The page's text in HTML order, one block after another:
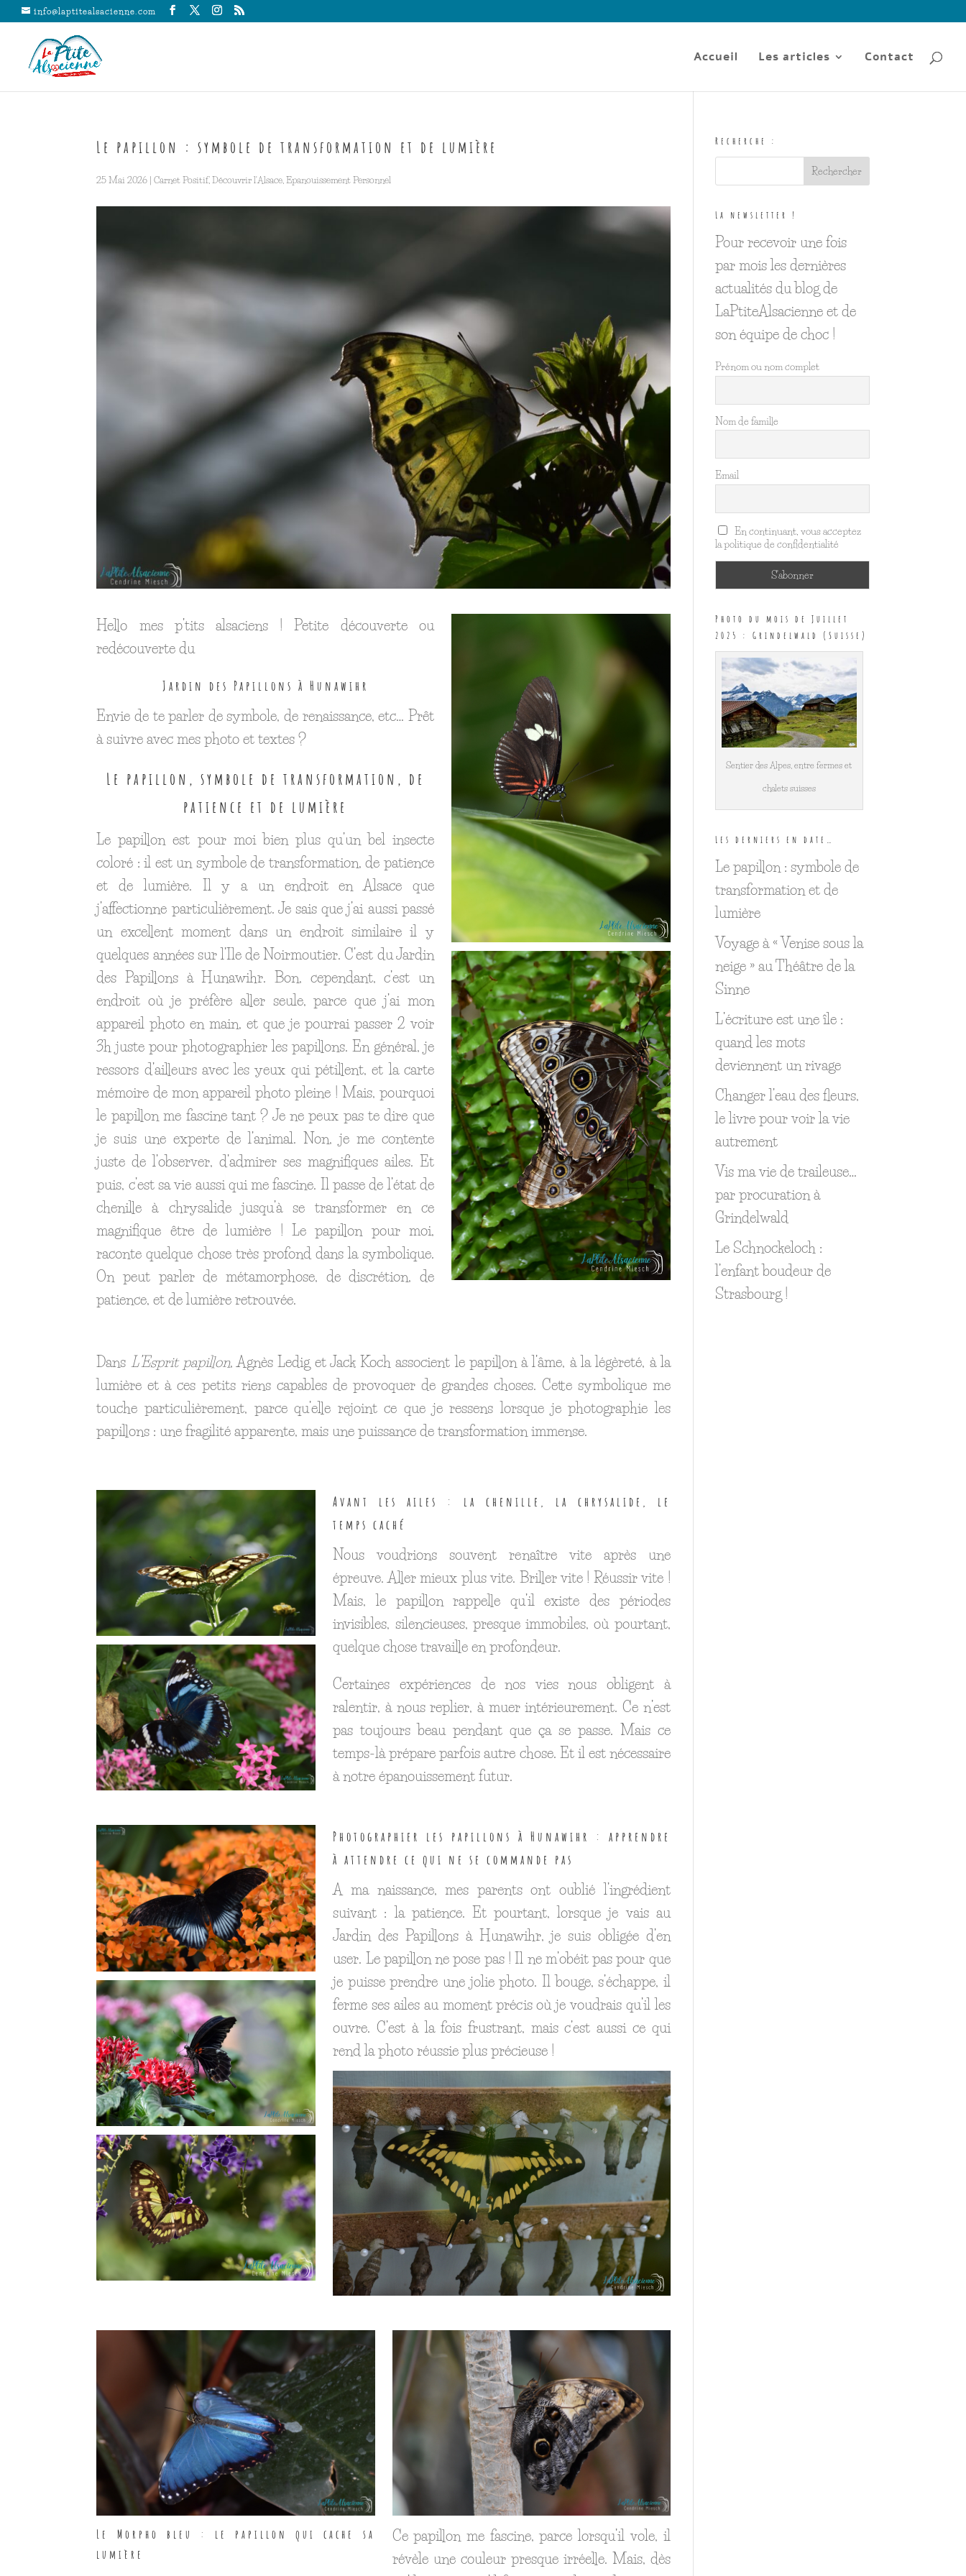
info@laptitealsacienne.com
Accueil Les articles Contact
Le papillon : symbole de transformation et de lumière
25 Mai 2026 |Carnet Positif,Découvrir l'Alsace ,Epanouissement Personnel
Hello mes p’tits alsaciens ! Petite découverte ou
redécouverte du
Jardin des Papillons à Hunawihr
Envie de te parler de symbole, de renaissance, etc… Prêt
à suivre avec mes photo et textes ?
Le papillon, symbole de transformation, de
patience et de lumière
Le papillon est pour moi bien plus qu’un bel insecte
coloré : il est un symbole de transformation, de patience
et de lumière. Il y a un endroit en Alsace que
j’affectionne particulièrement. Je sais que j’ai aussi passé
un excellent moment dans un endroit similaire il y
quelques années sur l’Ile de Noirmoutier. C’est du Jardin
des Papillons à Hunawihr. Bon, cependant, c’est un
endroit où je préfère aller seule, parce que j’ai mon
appareil photo en main, et que je pourrai passer 2 voir
3h juste pour photographier les papillons. En général, je
ressors d’ailleurs avec les yeux qui pétillent, et la carte
mémoire de mon appareil photo pleine ! Mais, pourquoi
le papillon me fascine tant ? Je ne peux pas te dire que
je suis une experte de l’animal. Non, je me contente
juste de l’observer, d’admirer ses magnifiques ailes. Et
puis, c’est sa vie aussi qui me fascine. Il passe de l’état de
chenille à chrysalide jusqu’à se transformer en ce
magnifique être de lumière ! Le papillon pour moi,
raconte quelque chose très profond dans la symbolique.
On peut parler de métamorphose, de discrétion, de
patience, et de lumière retrouvée.
Dans L’Esprit papillon, Agnès Ledig et Jack Koch associent le papillon à l’âme, à la légèreté, à la
lumière et à ces petits riens capables de provoquer de grandes choses. Cette symbolique me
touche particulièrement, parce qu’elle rejoint ce que je ressens lorsque je photographie les
papillons : une fragilité apparente, mais une puissance de transformation immense.
Avant les ailes : la chenille, la chrysalide, le
temps caché
Nous voudrions souvent renaître vite après une
épreuve. Aller mieux plus vite. Briller vite ! Réussir vite !
Mais, le papillon rappelle qu’il existe des périodes
invisibles, silencieuses, presque immobiles, où pourtant,
quelque chose travaille en profondeur.
Certaines expériences de nos vies nous obligent à
ralentir, à nous replier, à muer intérieurement. Ce n’est
pas toujours beau pendant que ça se passe. Mais ce
temps-là prépare parfois autre chose. Et il est nécessaire
à notre épanouissement futur.
Photographier les papillons à Hunawihr : apprendre
à attendre ce qui ne se commande pas
A ma naissance, mes parents ont oublié l’ingrédient
suivant : la patience. Et pourtant, lorsque je vais au
Jardin des Papillons à Hunawihr, je suis obligée d’en
user. Le papillon ne pose pas ! Il ne m’obéit pas pour que
je puisse prendre une jolie photo. Il bouge, s’échappe, il
ferme ses ailes au moment précis où je voudrais qu’il les
ouvre. C’est à la fois frustrant, mais c’est aussi ce qui
rend la photo réussie plus précieuse !
Le Morpho bleu : le papillon qui cache sa
lumière
Ce papillon me fascine, parce lorsqu’il vole, il
révèle une couleur presque irréelle. Mais, dès
Recherche :
La newsletter !
Pour recevoir une fois
par mois les dernières
actualités du blog de
LaPtiteAlsacienne et de
son équipe de choc !
Prénom ou nom complet
Nom de famille
Email
En continuant, vous acceptez
la politique de confidentialité
Photo du mois de Juillet
2025 : Grindelwald (Suisse)
Sentier des Alpes, entre fermes et
chalets suisses
Les derniers en date…
Le papillon : symbole de
transformation et de
lumière
Voyage à « Venise sous la
neige » au Théâtre de la
Sinne
L’écriture est une île :
quand les mots
deviennent un rivage
Changer l’eau des fleurs,
le livre pour voir la vie
autrement
Vis ma vie de traileuse…
par procuration à
Grindelwald
Le Schnockeloch :
l’enfant boudeur de
Strasbourg !